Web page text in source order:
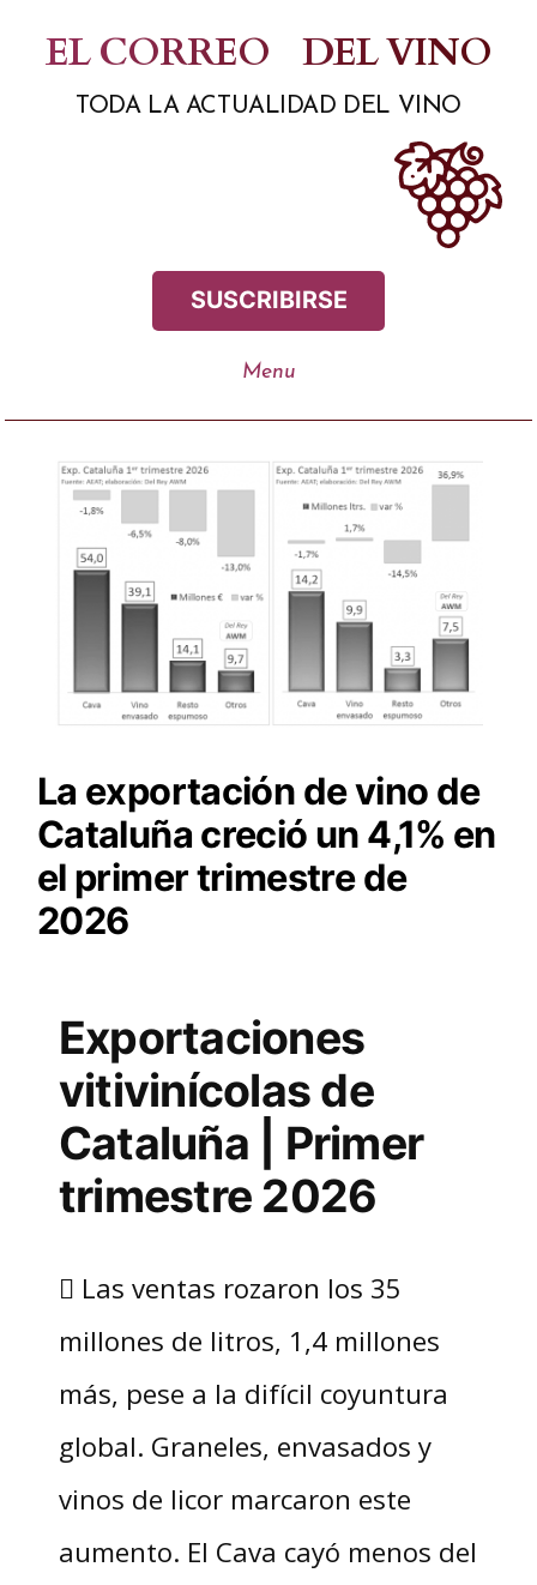
contenido
EL CORREO DEL VINO
TODA LA ACTUALIDAD DEL VINO
SUSCRIBIRSE
La exportación de vino de
Cataluña creció un 4,1% en
el primer trimestre de
2026
Exportaciones
vitivinícolas de
Cataluña | Primer
trimestre 2026
 Las ventas rozaron los 35
millones de litros, 1,4 millones
más, pese a la difícil coyuntura
global. Graneles, envasados y
vinos de licor marcaron este
aumento. El Cava cayó menos del